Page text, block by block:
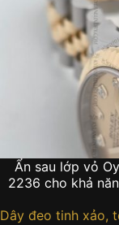
Ẩn sau lớp vỏ
2236 cho khả
Dây đeo tinh xảo,